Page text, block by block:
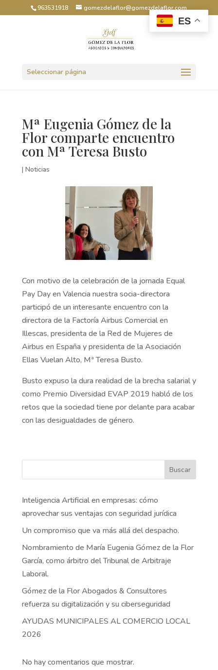
963531918 gomezdelaflor@gomezdelaflor.com
Seleccionar página
Mª Eugenia Gómez de la
Flor comparte encuentro
con Mª Teresa Busto
| Noticias
Con motivo de la celebración de la jornada Equal
Pay Day en Valencia nuestra socia-directora
participó de un interesante encuentro con la
directora de la Factoría Airbus Comercial en
Illescas, presidenta de la Red de Mujeres de
Airbus en España y presidenta de la Asociación
Ellas Vuelan Alto, Mª Teresa Busto.
Busto expuso la dura realidad de la brecha salarial y
como Premio Diversidad EVAP 2019 habló de los
retos que la sociedad tiene por delante para acabar
con las desigualdades de género.
Buscar
Inteligencia Artificial en empresas: cómo
aprovechar sus ventajas con seguridad jurídica
Un compromiso que va más allá del despacho.
Nombramiento de María Eugenia Gómez de la Flor
García, como árbitro del Tribunal de Arbitraje
Laboral.
Gómez de la Flor Abogados & Consultores
refuerza su digitalización y su ciberseguridad
AYUDAS MUNICIPALES AL COMERCIO LOCAL
2026
No hay comentarios que mostrar.
ES